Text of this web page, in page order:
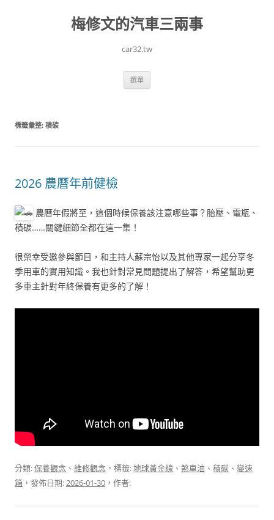
梅修文的汽車三兩事
car32.tw
選單
標籤彙整: 積碳
2026 農曆年前健檢
農曆年假將至，這個時候保養該注意哪些事？胎壓、電瓶、
積碳……關鍵細節全都在這一集！
很榮幸受邀參與節目，和主持人蘇宗怡以及其他專家一起分享冬
季用車的實用知識。我也針對常見問題提出了解答，希望幫助更
多車主針對年終保養有更多的了解！
分類:保養觀念 、 維修觀念 ，標籤:地球黃金線 、 煞車油 、 積碳 、 變速
箱 ，發佈日期:2026-01-30 ，作者: